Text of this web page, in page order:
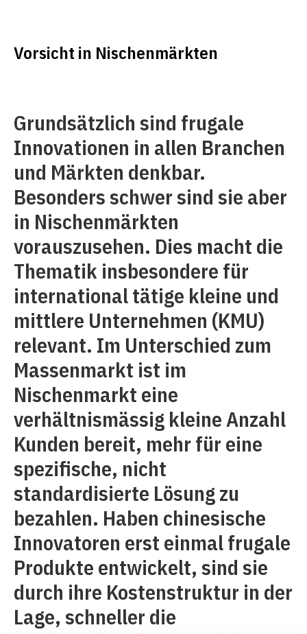
Vorsicht in Nischenmärkten
Grundsätzlich sind frugale
Innovationen in allen Branchen
und Märkten denkbar.
Besonders schwer sind sie aber
in Nischenmärkten
vorauszusehen. Dies macht die
Thematik insbesondere für
international tätige kleine und
mittlere Unternehmen (KMU)
relevant. Im Unterschied zum
Massenmarkt ist im
Nischenmarkt eine
verhältnismässig kleine Anzahl
Kunden bereit, mehr für eine
spezifische, nicht
standardisierte Lösung zu
bezahlen. Haben chinesische
Innovatoren erst einmal frugale
Produkte entwickelt, sind sie
durch ihre Kostenstruktur in der
Lage, schneller die